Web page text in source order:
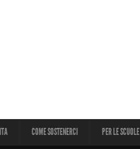
COME SOSTENERCI PER LE SCUOLE